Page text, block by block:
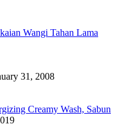
Wangi Tahan Lama
31, 2008
Creamy Wash, Sabun